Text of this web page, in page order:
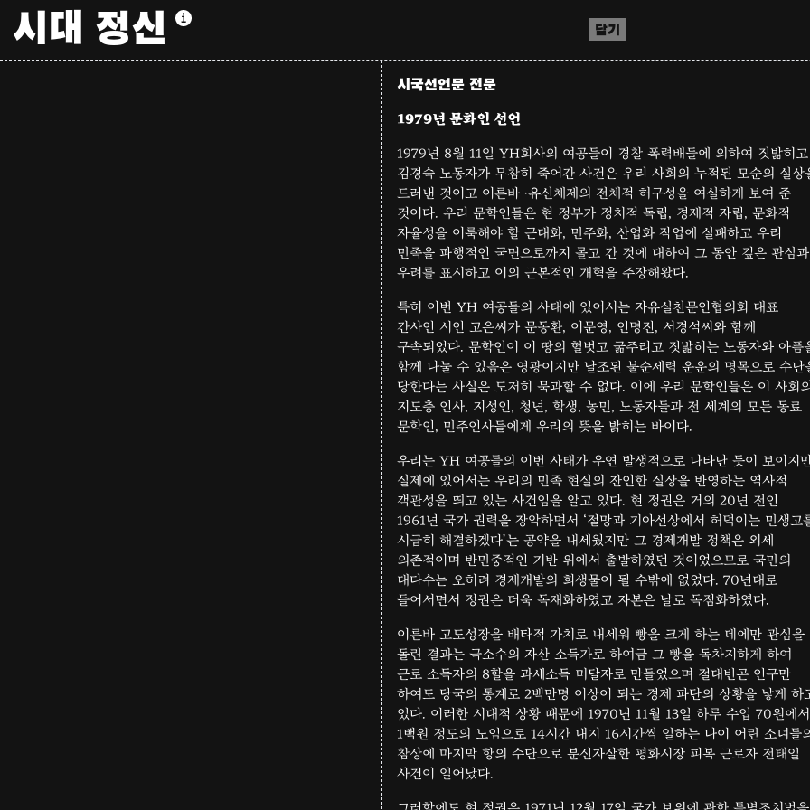
시대 정신 닫기
시국선언문 전문
1979년 문화인 선언
1979년 8월 11일 YH회사의 여공들이 경찰 폭력배들에 의하여 짓밟히고
김경숙 노동자가 무참히 죽어간 사건은 우리 사회의 누적된 모순의 실상
드러낸 것이고 이른바 ·유신체제의 전체적 허구성을 여실하게 보여 준
것이다. 우리 문학인들은 현 정부가 정치적 독립, 경제적 자립, 문화적
자율성을 이룩해야 할 근대화, 민주화, 산업화 작업에 실패하고 우리
민족을 파행적인 국면으로까지 몰고 간 것에 대하여 그 동안 깊은 관심과
우려를 표시하고 이의 근본적인 개혁을 주장해왔다.
특히 이번 YH 여공들의 사태에 있어서는 자유실천문인협의회 대표
간사인 시인 고은씨가 문동환, 이문영, 인명진, 서경석씨와 함께
구속되었다. 문학인이 이 땅의 헐벗고 굶주리고 짓밟히는 노동자와 아픔
함께 나눌 수 있음은 영광이지만 날조된 불순세력 운운의 명목으로 수난
당한다는 사실은 도저히 묵과할 수 없다. 이에 우리 문학인들은 이 사회
지도층 인사, 지성인, 청년, 학생, 농민, 노동자들과 전 세계의 모든 동료
문학인, 민주인사들에게 우리의 뜻을 밝히는 바이다.
우리는 YH 여공들의 이번 사태가 우연 발생적으로 나타난 듯이 보이지
실제에 있어서는 우리의 민족 현실의 잔인한 실상을 반영하는 역사적
객관성을 띄고 있는 사건임을 알고 있다. 현 정권은 거의 20년 전인
1961년 국가 권력을 장악하면서 ‘절망과 기아선상에서 허덕이는 민생고
시급히 해결하겠다’는 공약을 내세웠지만 그 경제개발 정책은 외세
의존적이며 반민중적인 기반 위에서 출발하였던 것이었으므로 국민의
대다수는 오히려 경제개발의 희생물이 될 수밖에 없었다. 70년대로
들어서면서 정권은 더욱 독재화하였고 자본은 날로 독점화하였다.
이른바 고도성장을 배타적 가치로 내세워 빵을 크게 하는 데에만 관심을
돌린 결과는 극소수의 자산 소득가로 하여금 그 빵을 독차지하게 하여
근로 소득자의 8할을 과세소득 미달자로 만들었으며 절대빈곤 인구만
하여도 당국의 통계로 2백만명 이상이 되는 경제 파탄의 상황을 낳게 하
있다. 이러한 시대적 상황 때문에 1970년 11월 13일 하루 수입 70원에서
1백원 정도의 노임으로 14시간 내지 16시간씩 일하는 나이 어린 소녀들
참상에 마지막 항의 수단으로 분신자살한 평화시장 피복 근로자 전태일
사건이 일어났다.